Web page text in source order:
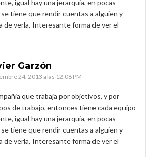
igual hay una jerarquia, en pocas
tiene que rendir cuentas a alguien y
de verla, Interesante forma de ver el
Garzón
24, 2013 a las 12:08 PM
que trabaja por objetivos, y por
de trabajo, entonces tiene cada equipo
igual hay una jerarquia, en pocas
tiene que rendir cuentas a alguien y
de verla, Interesante forma de ver el